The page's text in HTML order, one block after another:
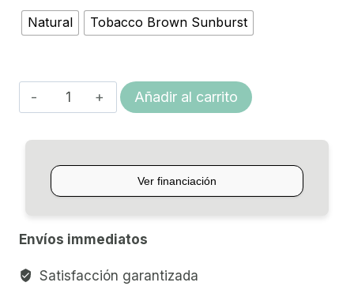
Natural
Tobacco Brown Sunburst
GUITARRA
ELECTROACUSTICA
cantidad
Añadir al carrito
Envíos immediatos
Satisfacción garantizada